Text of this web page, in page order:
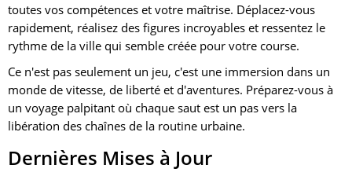
toutes vos compétences et votre maîtrise. Déplacez-vous
rapidement, réalisez des figures incroyables et ressentez le
rythme de la ville qui semble créée pour votre course.
Ce n'est pas seulement un jeu, c'est une immersion dans un
monde de vitesse, de liberté et d'aventures. Préparez-vous à
un voyage palpitant où chaque saut est un pas vers la
libération des chaînes de la routine urbaine.
Dernières Mises à Jour